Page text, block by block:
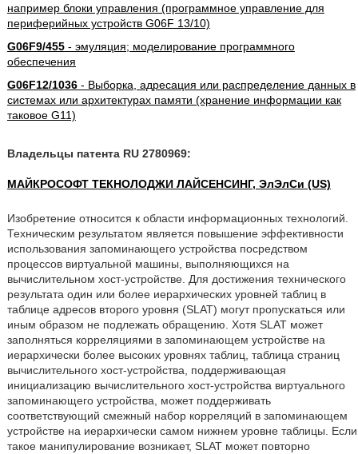
например блоки управления (программное управление для
периферийных устройств G06F 13/10)
G06F9/455- эмуляция; моделирование программного
обеспечения
G06F12/1036- Выборка, адресация или распределение данных в
системах или архитектурах памяти (хранение информации как
таковое G11)
Владельцы патента RU 2780969:
МАЙКРОСОФТ ТЕКНОЛОДЖИ ЛАЙСЕНСИНГ, ЭлЭлСи (US)
Изобретение относится к области информационных технологий.
Техническим результатом является повышение эффективности
использования запоминающего устройства посредством
процессов виртуальной машины, выполняющихся на
вычислительном хост-устройстве. Для достижения технического
результата один или более иерархических уровней таблиц в
таблице адресов второго уровня (SLAT) могут пропускаться или
иным образом не подлежать обращению. Хотя SLAT может
заполняться корреляциями в запоминающем устройстве на
иерархически более высоких уровнях таблиц, таблица страниц
вычислительного хост-устройства, поддерживающая
инициализацию вычислительного хост-устройства виртуального
запоминающего устройства, может поддерживать
соответствующий смежный набор корреляций в запоминающем
устройстве на иерархически самом нижнем уровне таблицы. Если
такое манипулирование возникает, SLAT может повторно